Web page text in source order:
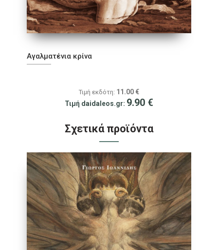
Αγαλματένια κρίνα
Τιμή εκδότη: 11.00 €
Τιμή daidaleos.gr: 9.90 €
Σχετικά προϊόντα